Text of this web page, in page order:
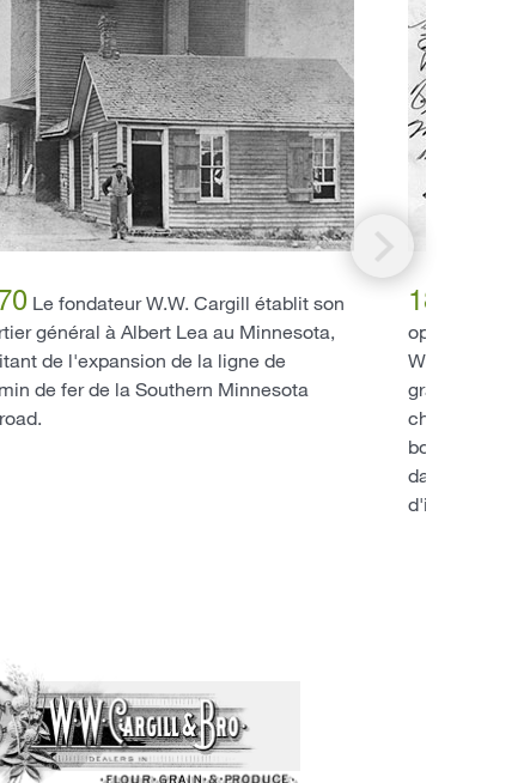
Le fondateur W.W. Cargill établit son
général à Albert Lea au Minnesota,
de l'expansion de la ligne de
de fer de la Southern Minnesota
1880
opérations à
W.W. Cargill
grain, aux
charbon, la
bois et
dans les
d'irrigation et